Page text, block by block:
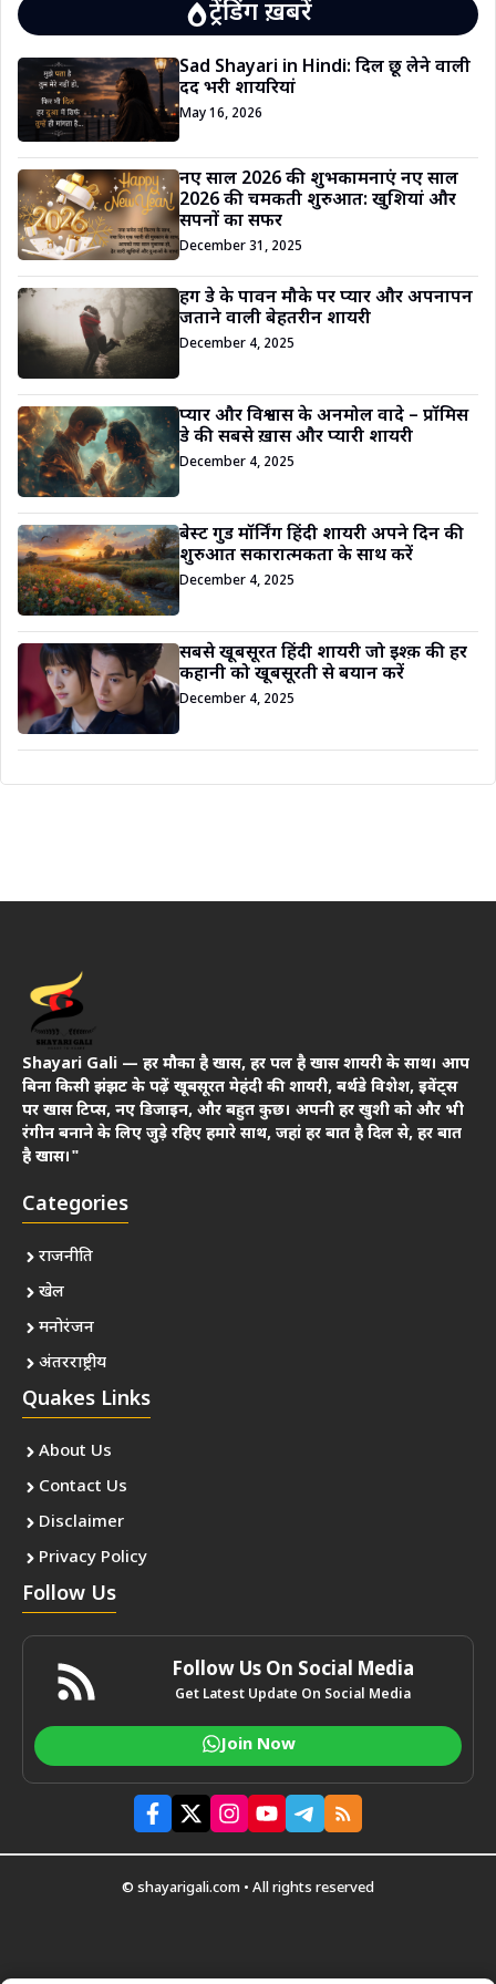
ट्रेंडिंग ख़बरें
Sad Shayari in Hindi: दिल छू लेने वाली
दर्द भरी शायरियां
May 16, 2026
नए साल 2026 की शुभकामनाएं नए साल
2026 की चमकती शुरुआत: खुशियां और
सपनों का सफर
December 31, 2025
हग डे के पावन मौके पर प्यार और अपनापन
जताने वाली बेहतरीन शायरी
December 4, 2025
प्यार और विश्वास के अनमोल वादे – प्रॉमिस
डे की सबसे ख़ास और प्यारी शायरी
December 4, 2025
बेस्ट गुड मॉर्निंग हिंदी शायरी अपने दिन की
शुरुआत सकारात्मकता के साथ करें
December 4, 2025
सबसे खूबसूरत हिंदी शायरी जो इश्क़ की हर
कहानी को खूबसूरती से बयान करें
December 4, 2025
Shayari Gali — हर मौका है खास, हर पल है खास शायरी के साथ। आप
बिना किसी झंझट के पढ़ें खूबसूरत मेहंदी की शायरी, बर्थडे विशेश, इवेंट्स
पर खास टिप्स, नए डिजाइन, और बहुत कुछ। अपनी हर खुशी को और भी
रंगीन बनाने के लिए जुड़े रहिए हमारे साथ, जहां हर बात है दिल से, हर बात
है खास।"
Categories
राजनीति
खेल
मनोरंजन
अंतरराष्ट्रीय
Quakes Links
About Us
Contact Us
Disclaimer
Privacy Policy
Follow Us
Follow Us On Social Media
Get Latest Update On Social Media
Join Now
© shayarigali.com • All rights reserved